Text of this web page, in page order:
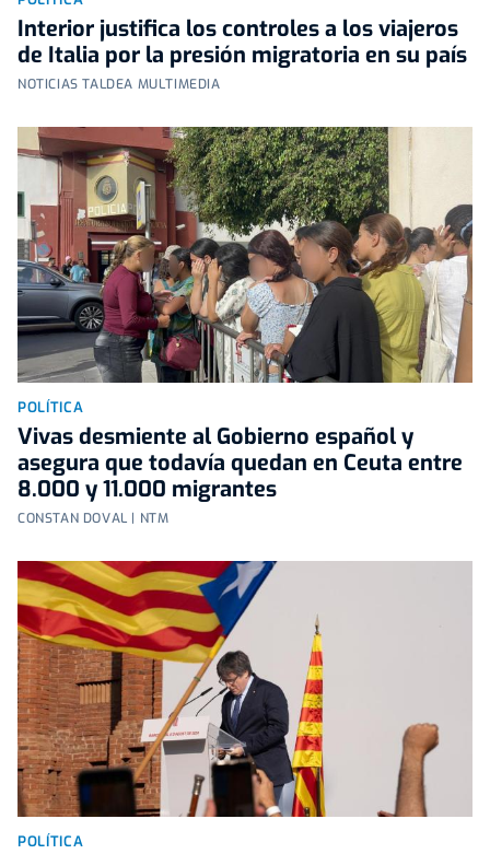
Interior justifica los controles a los viajeros
de Italia por la presión migratoria en su país
NOTICIAS TALDEA MULTIMEDIA
POLÍTICA
Vivas desmiente al Gobierno español y
asegura que todavía quedan en Ceuta entre
8.000 y 11.000 migrantes
CONSTAN DOVAL | NTM
POLÍTICA